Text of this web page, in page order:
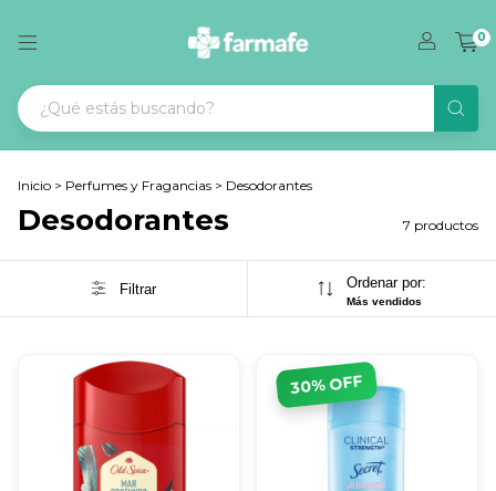
0
Inicio > Perfumes y Fragancias > Desodorantes
Desodorantes 7 productos
Filtrar Ordenar por:
Más vendidos
30% OFF